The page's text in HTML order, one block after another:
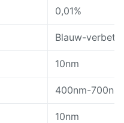
0,01%
Blauw-
10nm
400nm-700nm
10nm